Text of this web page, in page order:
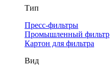
Тип
Пресс-фильтры
Промышленный фильтр
Картон для фильтра
Вид